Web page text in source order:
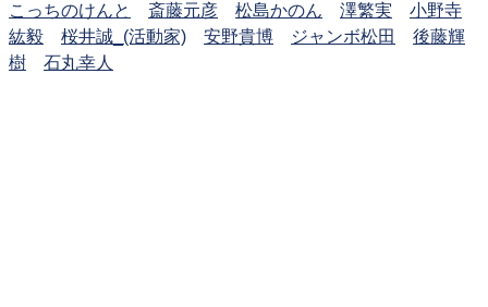
こっちのけんと
斎藤元彦 松島かのん 澤繁実
小野寺
紘毅
桜井誠_(活動家) 安野貴博 ジャンボ松田
後藤輝
樹
石丸幸人